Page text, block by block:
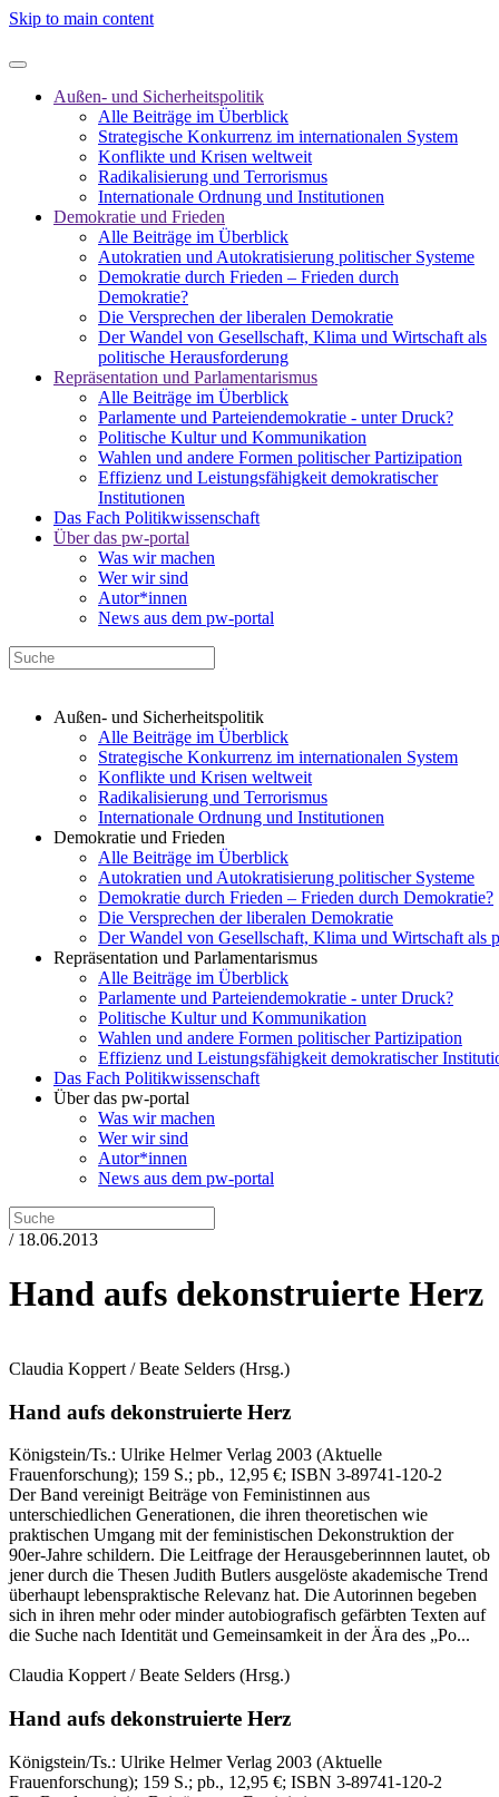
Skip to main content
Außen- und Sicherheitspolitik
Alle Beiträge im Überblick
Strategische Konkurrenz im internationalen System
Konflikte und Krisen weltweit
Radikalisierung und Terrorismus
Internationale Ordnung und Institutionen
Demokratie und Frieden
Alle Beiträge im Überblick
Autokratien und Autokratisierung politischer Systeme
Demokratie durch Frieden – Frieden durch
Demokratie?
Die Versprechen der liberalen Demokratie
Der Wandel von Gesellschaft, Klima und Wirtschaft als
politische Herausforderung
Repräsentation und Parlamentarismus
Alle Beiträge im Überblick
Parlamente und Parteiendemokratie - unter Druck?
Politische Kultur und Kommunikation
Wahlen und andere Formen politischer Partizipation
Effizienz und Leistungsfähigkeit demokratischer
Institutionen
Das Fach Politikwissenschaft
Über das pw-portal
Was wir machen
Wer wir sind
Autor*innen
News aus dem pw-portal
Außen- und Sicherheitspolitik
Alle Beiträge im Überblick
Strategische Konkurrenz im internationalen System
Konflikte und Krisen weltweit
Radikalisierung und Terrorismus
Internationale Ordnung und Institutionen
Demokratie und Frieden
Alle Beiträge im Überblick
Autokratien und Autokratisierung politischer Systeme
Demokratie durch Frieden – Frieden durch Demokratie?
Die Versprechen der liberalen Demokratie
Der Wandel von Gesellschaft, Klima und Wirtschaft als
Repräsentation und Parlamentarismus
Alle Beiträge im Überblick
Parlamente und Parteiendemokratie - unter Druck?
Politische Kultur und Kommunikation
Wahlen und andere Formen politischer Partizipation
Effizienz und Leistungsfähigkeit demokratischer
Das Fach Politikwissenschaft
Über das pw-portal
Was wir machen
Wer wir sind
Autor*innen
News aus dem pw-portal
/ 18.06.2013
Hand aufs dekonstruierte Herz
Claudia Koppert / Beate Selders (Hrsg.)
Hand aufs dekonstruierte Herz
Königstein/Ts.: Ulrike Helmer Verlag 2003 (Aktuelle
Frauenforschung); 159 S.; pb., 12,95 €; ISBN 3-89741-120-2
Der Band vereinigt Beiträge von Feministinnen aus
unterschiedlichen Generationen, die ihren theoretischen wie
praktischen Umgang mit der feministischen Dekonstruktion der
90er-Jahre schildern. Die Leitfrage der Herausgeberinnnen lautet, ob
jener durch die Thesen Judith Butlers ausgelöste akademische Trend
überhaupt lebenspraktische Relevanz hat. Die Autorinnen begeben
sich in ihren mehr oder minder autobiografisch gefärbten Texten auf
die Suche nach Identität und Gemeinsamkeit in der Ära des „Po...
Claudia Koppert / Beate Selders (Hrsg.)
Hand aufs dekonstruierte Herz
Königstein/Ts.: Ulrike Helmer Verlag 2003 (Aktuelle
Frauenforschung); 159 S.; pb., 12,95 €; ISBN 3-89741-120-2